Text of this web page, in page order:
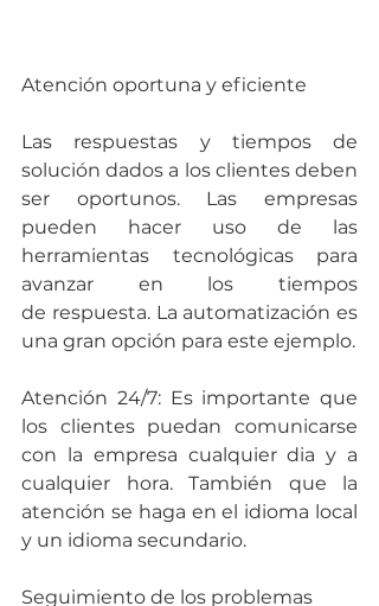
Atención oportuna y eficiente
Las respuestas y tiempos de
solución dados a los clientes deben
ser oportunos. Las empresas
pueden hacer uso de las
herramientas tecnológicas para
avanzar en los tiempos
de respuesta. La automatización es
una gran opción para este ejemplo.
Atención 24/7: Es importante que
los clientes puedan comunicarse
con la empresa cualquier dia y a
cualquier hora. También que la
atención se haga en el idioma local
y un idioma secundario.
Seguimiento de los problemas